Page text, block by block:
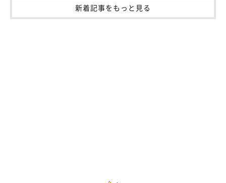
新着記事をもっと見る